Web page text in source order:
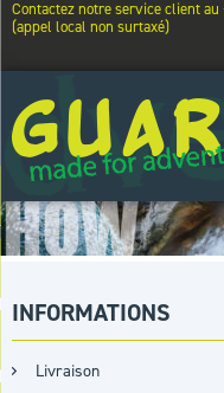
Contactez notre service client
(appel local non surtaxé)
INFORMATIONS
Livraison